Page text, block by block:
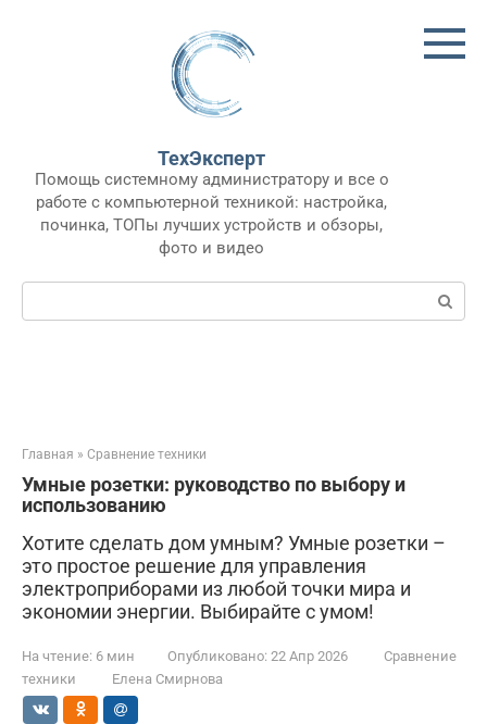
ТехЭксперт
Помощь системному администратору и все о
работе с компьютерной техникой: настройка,
починка, ТОПы лучших устройств и обзоры,
фото и видео
Поиск:
Главная » Сравнение техники
Умные розетки: руководство по выбору и
использованию
Хотите сделать дом умным? Умные розетки –
это простое решение для управления
электроприборами из любой точки мира и
экономии энергии. Выбирайте с умом!
На чтение: 6 мин Опубликовано: 22 Апр 2026
Сравнение
техники
Елена Смирнова